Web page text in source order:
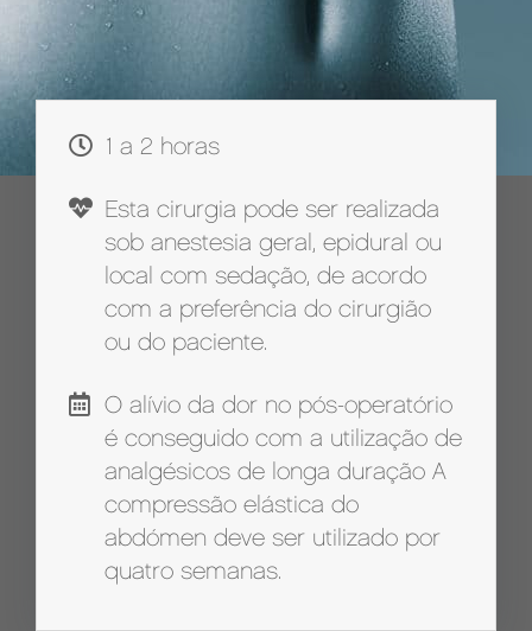
1 a 2 horas
Esta cirurgia pode ser realizada
sob anestesia geral, epidural ou
local com sedação, de acordo
com a preferência do cirurgião
ou do paciente.
O alívio da dor no pós-operatório
é conseguido com a utilização de
analgésicos de longa duração A
compressão elástica do
abdómen deve ser utilizado por
quatro semanas.